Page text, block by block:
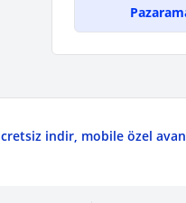
indir, mobile özel